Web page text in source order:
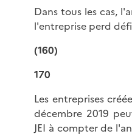
Dans tous les cas,
l'entreprise perd
(160)
170
Les entreprises
décembre 2019
JEI à compter de